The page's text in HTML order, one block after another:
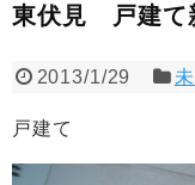
東伏見 戸建て
2013/1/29
戸建て